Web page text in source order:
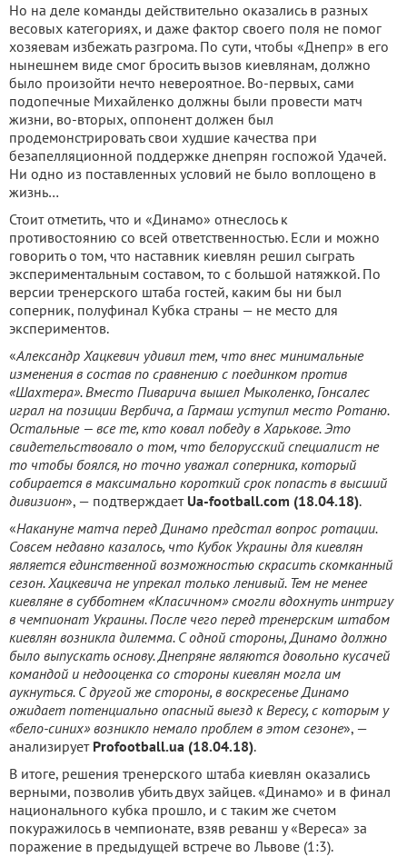
Но на деле команды действительно оказались в разных
весовых категориях, и даже фактор своего поля не помог
хозяевам избежать разгрома. По сути, чтобы «Днепр» в его
нынешнем виде смог бросить вызов киевлянам, должно
было произойти нечто невероятное. Во-первых, сами
подопечные Михайленко должны были провести матч
жизни, во-вторых, оппонент должен был
продемонстрировать свои худшие качества при
безапелляционной поддержке днепрян госпожой Удачей.
Ни одно из поставленных условий не было воплощено в
жизнь…
Стоит отметить, что и «Динамо» отнеслось к
противостоянию со всей ответственностью. Если и можно
говорить о том, что наставник киевлян решил сыграть
экспериментальным составом, то с большой натяжкой. По
версии тренерского штаба гостей, каким бы ни был
соперник, полуфинал Кубка страны — не место для
экспериментов.
«Александр Хацкевич удивил тем, что внес минимальные
изменения в состав по сравнению с поединком против
«Шахтера». Вместо Пиварича вышел Мыколенко, Гонсалес
играл на позиции Вербича, а Гармаш уступил место Ротаню.
Остальные — все те, кто ковал победу в Харькове. Это
свидетельствовало о том, что белорусский специалист не
то чтобы боялся, но точно уважал соперника, который
собирается в максимально короткий срок попасть в высший
дивизион», — подтверждает Ua-football.com (18.04.18).
«Накануне матча перед Динамо предстал вопрос ротации.
Совсем недавно казалось, что Кубок Украины для киевлян
является единственной возможностью скрасить скомканный
сезон. Хацкевича не упрекал только ленивый. Тем не менее
киевляне в субботнем «Класичном» смогли вдохнуть интригу
в чемпионат Украины. После чего перед тренерским штабом
киевлян возникла дилемма. С одной стороны, Динамо должно
было выпускать основу. Днепряне являются довольно кусачей
командой и недооценка со стороны киевлян могла им
аукнуться. С другой же стороны, в воскресенье Динамо
ожидает потенциально опасный выезд к Вересу, с которым у
«бело-синих» возникло немало проблем в этом сезоне», —
анализирует Profootball.ua (18.04.18).
В итоге, решения тренерского штаба киевлян оказались
верными, позволив убить двух зайцев. «Динамо» и в финал
национального кубка прошло, и с таким же счетом
покуражилось в чемпионате, взяв реванш у «Вереса» за
поражение в предыдущей встрече во Львове (1:3).